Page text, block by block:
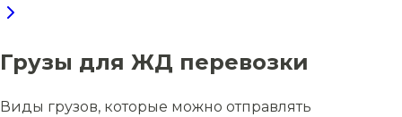
Грузы для ЖД перевозки
Виды грузов, которые можно отправлять